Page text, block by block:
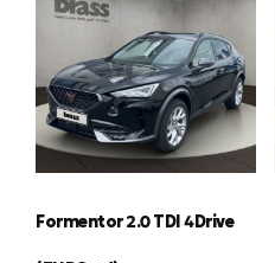
Formentor 2.0 TDI 4Drive